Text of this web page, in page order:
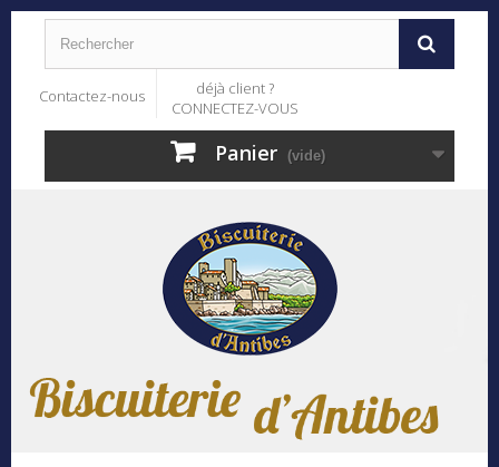
Contactez-nous
déjà client ?
CONNECTEZ-VOUS
Panier (vide)